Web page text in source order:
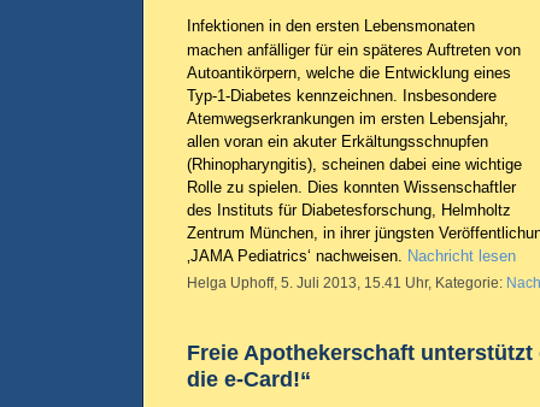
Infektionen in den ersten Lebensmonaten
machen anfälliger für ein späteres Auftreten von
Autoantikörpern, welche die Entwicklung eines
Typ-1-Diabetes kennzeichnen. Insbesondere
Atemwegserkrankungen im ersten Lebensjahr,
allen voran ein akuter Erkältungsschnupfen
(Rhinopharyngitis), scheinen dabei eine wichtige
Rolle zu spielen. Dies konnten Wissenschaftler
des Instituts für Diabetesforschung, Helmholtz
Zentrum München, in ihrer jüngsten
‚JAMA Pediatrics‘ nachweisen. Nachricht lesen
Helga Uphoff, 5. Juli 2013, 15.41 Uhr, Kategorie:
Freie Apothekerschaft
die e-Card!“